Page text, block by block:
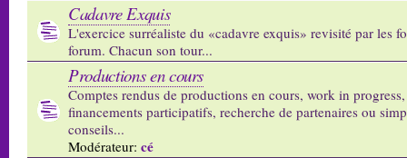
Cadavre Exquis
L'exercice surréaliste du «cadavre exquis» revisité par les
forum. Chacun son tour...
Productions en cours
Comptes rendus de productions en cours, work in
financements participatifs, recherche de partenaires ou
conseils...
Modérateur: cé